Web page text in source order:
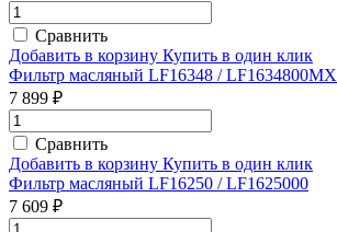
Сравнить
Добавить в корзину Купить в один клик
Фильтр масляный LF16348 / LF1634800MX
7 899 ₽
Сравнить
Добавить в корзину Купить в один клик
Фильтр масляный LF16250 / LF1625000
7 609 ₽